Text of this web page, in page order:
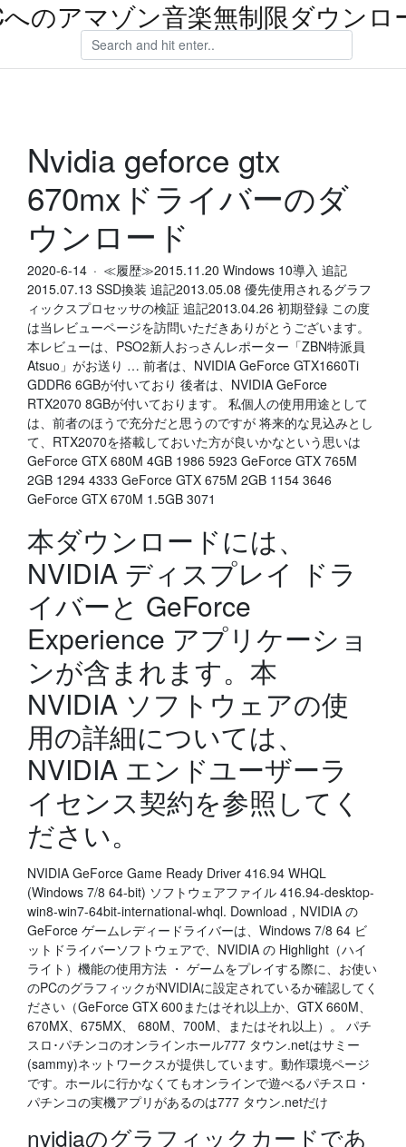
のアマゾン音楽無制限ダウンロ
Nvidia geforce gtx
670mxドライバーのダ
ウンロード
2020-6-14 · ≪履歴≫2015.11.20 Windows 10導入 追記
2015.07.13 SSD換装 追記2013.05.08 優先使用されるグラフ
ィックスプロセッサの検証 追記2013.04.26 初期登録 この度
は当レビューページを訪問いただきありがとうございます。
本レビューは、PSO2新人おっさんレポーター「ZBN特派員
Atsuo」がお送り … 前者は、NVIDIA GeForce GTX1660Ti
GDDR6 6GBが付いており 後者は、NVIDIA GeForce
RTX2070 8GBが付いております。 私個人の使用用途として
は、前者のほうで充分だと思うのですが 将来的な見込みとし
て、RTX2070を搭載しておいた方が良いかなという思いは
GeForce GTX 680M 4GB 1986 5923 GeForce GTX 765M
2GB 1294 4333 GeForce GTX 675M 2GB 1154 3646
GeForce GTX 670M 1.5GB 3071
本ダウンロードには、
NVIDIA ディスプレイ ドラ
イバーと GeForce
Experience アプリケーショ
ンが含まれます。本
NVIDIA ソフトウェアの使
用の詳細については、
NVIDIA エンドユーザーラ
イセンス契約を参照してく
ださい。
NVIDIA GeForce Game Ready Driver 416.94 WHQL
(Windows 7/8 64-bit) ソフトウェアファイル 416.94-desktop-
win8-win7-64bit-international-whql. Download，NVIDIA の
GeForce ゲームレディードライバーは、Windows 7/8 64 ビ
ットドライバーソフトウェアで、NVIDIA の Highlight（ハイ
ライト）機能の使用方法 ・ ゲームをプレイする際に、お使い
のPCのグラフィックがNVIDIAに設定されているか確認してく
ださい（GeForce GTX 600またはそれ以上か、GTX 660M、
670MX、675MX、 680M、700M、またはそれ以上）。 パチ
スロ･パチンコのオンラインホール777 タウン.netはサミー
(sammy)ネットワークスが提供しています。動作環境ページ
です。ホールに行かなくてもオンラインで遊べるパチスロ・
パチンコの実機アプリがあるのは777 タウン.netだけ
nvidiaのグラフィックカードであ